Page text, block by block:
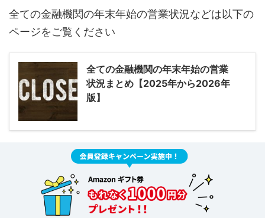
全ての金融機関の年末年始の営業状況などは以下の
ページをご覧ください
全ての金融機関の年末年始の営業
状況まとめ【2025年から2026年
版】